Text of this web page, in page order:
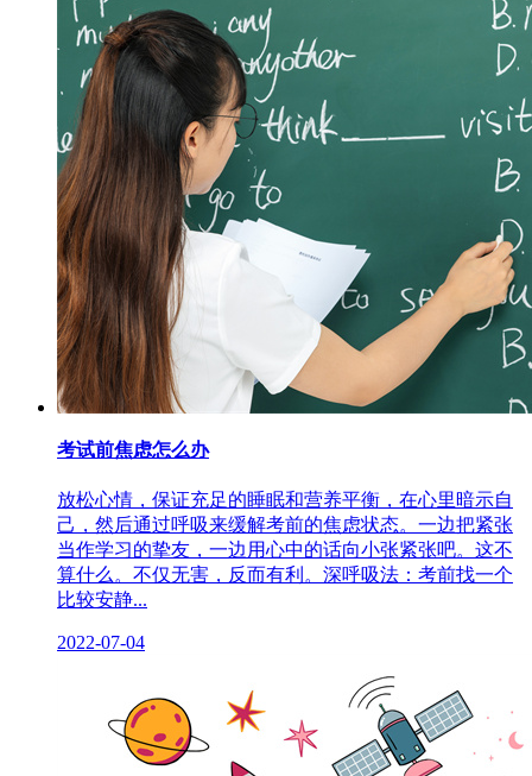
考试前焦虑怎么办
放松心情，保证充足的睡眠和营养平衡，在心里暗示自
己，然后通过呼吸来缓解考前的焦虑状态。一边把紧张
当作学习的挚友，一边用心中的话向小张紧张吧。这不
算什么。不仅无害，反而有利。深呼吸法：考前找一个
比较安静...
2022-07-04